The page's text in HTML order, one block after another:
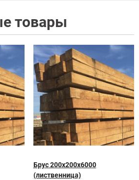
товары
Брус 200х200х6000
(лиственница)